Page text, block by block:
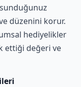
düzenini korur.
hediyelikler
ettiği değeri ve